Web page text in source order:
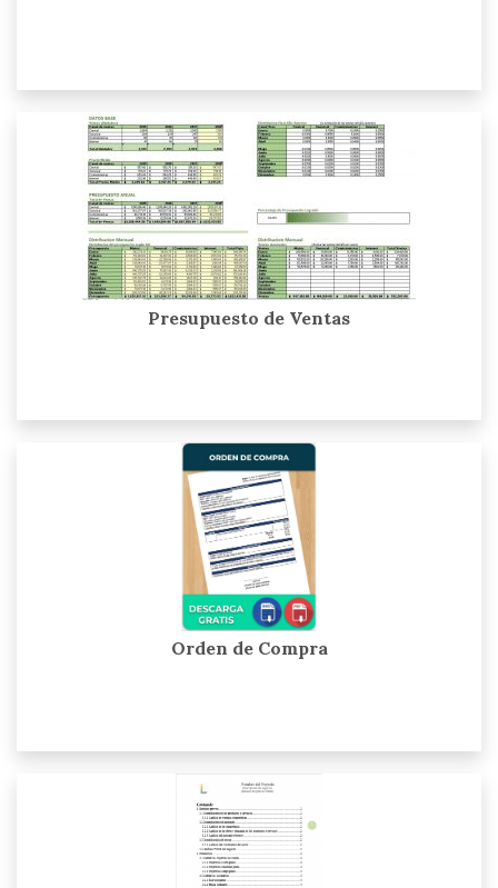
Presupuesto de Ventas
Orden de Compra